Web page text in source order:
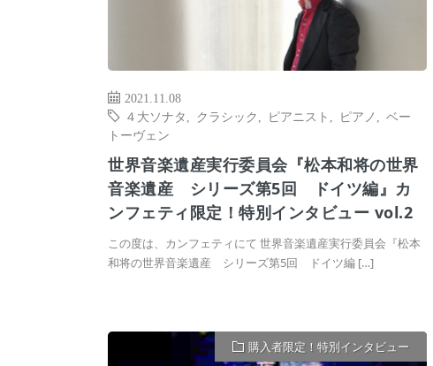
2021.11.08
４大ソナタ
クラシック ピアニスト ピアノ
ベー
トーヴェン
世界音楽遺産実行委員会『松本和将の世界
音楽遺産 シリーズ第5回 ドイツ編』カ
ンフェティ限定！特別インタビュー vol.2
この度は、カンフェティにて 世界音楽遺産実行委員会『松本
和将の世界音楽遺産 シリーズ第5回 ドイツ編 […]
購入者限定！特別インタビュー